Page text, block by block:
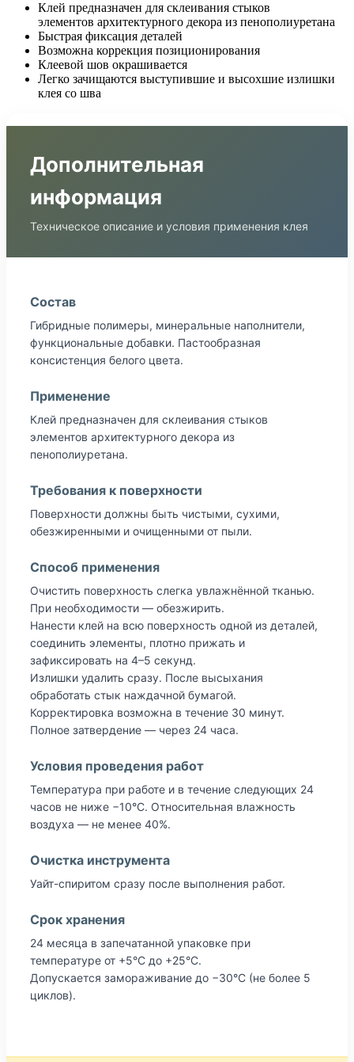
Клей предназначен для склеивания стыков
элементов архитектурного декора из пенополиуретана
Быстрая фиксация деталей
Возможна коррекция позиционирования
Клеевой шов окрашивается
Легко зачищаются выступившие и высохшие излишки
клея со шва
Дополнительная
информация
Техническое описание и условия применения клея
Состав
Гибридные полимеры, минеральные наполнители,
функциональные добавки. Пастообразная
консистенция белого цвета.
Применение
Клей предназначен для склеивания стыков
элементов архитектурного декора из
пенополиуретана.
Требования к поверхности
Поверхности должны быть чистыми, сухими,
обезжиренными и очищенными от пыли.
Способ применения
Очистить поверхность слегка увлажнённой тканью.
При необходимости — обезжирить.
Нанести клей на всю поверхность одной из деталей,
соединить элементы, плотно прижать и
зафиксировать на 4–5 секунд.
Излишки удалить сразу. После высыхания
обработать стык наждачной бумагой.
Корректировка возможна в течение 30 минут.
Полное затвердение — через 24 часа.
Условия проведения работ
Температура при работе и в течение следующих 24
часов не ниже −10°C. Относительная влажность
воздуха — не менее 40%.
Очистка инструмента
Уайт-спиритом сразу после выполнения работ.
Срок хранения
24 месяца в запечатанной упаковке при
температуре от +5°C до +25°C.
Допускается замораживание до −30°C (не более 5
циклов).